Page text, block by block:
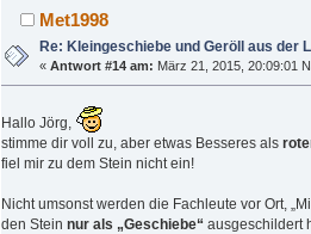
Met1998
Re: Kleingeschiebe und Geröll aus der
«Antwort #14 am: März 21, 2015, 20:09:01
Hallo Jörg,
stimme dir voll zu, aber etwas Besseres als
fiel mir zu dem Stein nicht ein!
Nicht umsonst werden die Fachleute vor Ort,
den Stein nur als „Geschiebe“ ausgeschildert